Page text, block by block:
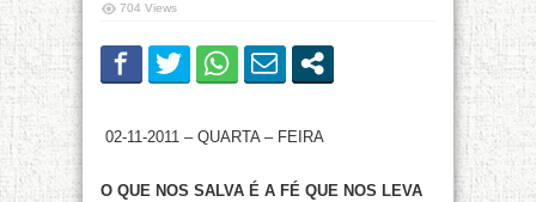
704 Views
02-11-2011 – QUARTA – FEIRA
O QUE NOS SALVA É A FÉ QUE NOS LEVA